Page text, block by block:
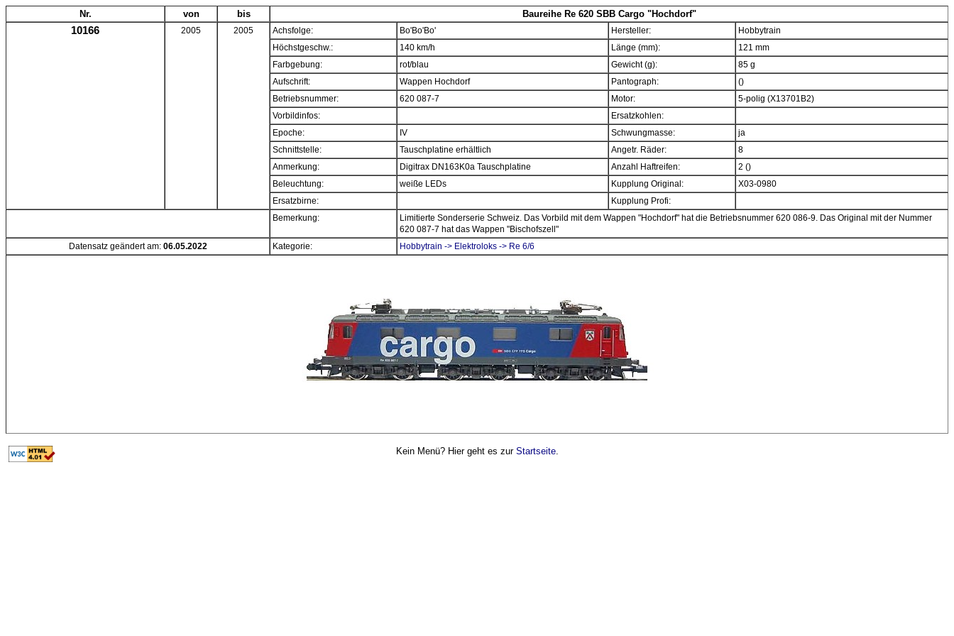
Nr. von bis Baureihe Re 620 SBB Cargo "Hochdorf"
10166 2005 2005 Achsfolge: Bo'Bo'Bo' Hersteller:
Hobbytrain
Höchstgeschw.:
140 km/h Länge (mm):
121 mm
Farbgebung:
rot/blau Gewicht (g):
85 g
Aufschrift:
Wappen Hochdorf Pantograph:
()
Betriebsnummer:
620 087-7 Motor:
5-polig (X13701B2)
Vorbildinfos:
Ersatzkohlen:
Epoche:
IV Schwungmasse:
ja
Schnittstelle:
Tauschplatine erhältlich Angetr. Räder:
8
Anmerkung:
Digitrax DN163K0a Tauschplatine Anzahl Haftreifen:
2 ()
Beleuchtung:
weiße LEDs Kupplung Original:
X03-0980
Ersatzbirne:
Kupplung Profi:
Bemerkung:
Limitierte Sonderserie Schweiz. Das Vorbild mit dem Wappen "Hochdorf" hat die Betriebsnummer 620 086-9. Das Original mit der Nummer
620 087-7 hat das Wappen "Bischofszell"
Datensatz geändert am: 06.05.2022 Kategorie: Hobbytrain -> Elektroloks -> Re 6/6
Kein Menü? Hier geht es zur Startseite.